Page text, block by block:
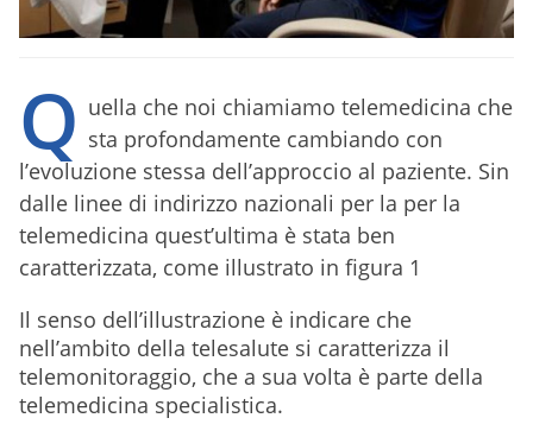
Q uella che noi chiamiamo telemedicina che
sta profondamente cambiando con
l’evoluzione stessa dell’approccio al paziente. Sin
dalle linee di indirizzo nazionali per la per la
telemedicina quest’ultima è stata ben
caratterizzata, come illustrato in figura 1
Il senso dell’illustrazione è indicare che
nell’ambito della telesalute si caratterizza il
telemonitoraggio, che a sua volta è parte della
telemedicina specialistica.